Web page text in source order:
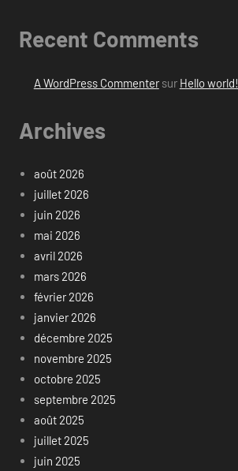
Recent Comments
A WordPress Commentersur Hello world!
Archives
août 2026
juillet 2026
juin 2026
mai 2026
avril 2026
mars 2026
février 2026
janvier 2026
décembre 2025
novembre 2025
octobre 2025
septembre 2025
août 2025
juillet 2025
juin 2025